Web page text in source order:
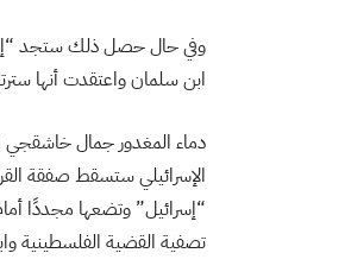
وفي حال حصل ذلك ستجد
ابن سلمان واعتقدت أنها
دماء المغدور جمال
الإسرائيلي ستسقط صفقة
“إسرائيل” وتضعها مجددًا
تصفية القضية الفلسطينية